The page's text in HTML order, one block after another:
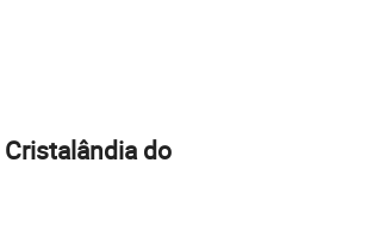
Cristalândia do